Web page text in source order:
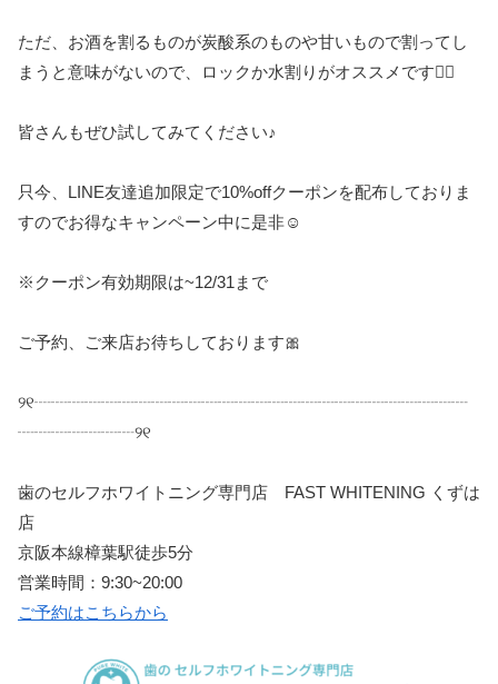
ただ、お酒を割るものが炭酸系のものや甘いもので割ってし
まうと意味がないので、ロックか水割りがオススメです💁‍♀️
皆さんもぜひ試してみてください♪
只今、 LINE友達追加限定で10%offクーポンを配布しておりま
すのでお得なキャンペーン中に是非☺️
※ クーポン有効期限は~12/31 まで
ご予約、ご来店お待ちしております🎀
୨୧┈┈┈┈┈┈┈┈┈┈┈┈┈┈┈┈┈┈┈┈┈┈┈┈┈┈
┈┈┈┈┈┈┈୨୧
歯のセルフホワイトニング専門店 FAST WHITENING くずは
店
京阪本線樟葉駅徒歩5分
営業時間： 9:30~20:00
ご予約はこちらから